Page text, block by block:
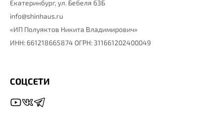
Екатеринбург, ул. Бебеля 63Б
info@shinhaus.ru
«ИП Полуяктов Никита Владимирович»
ИНН: 661218665874 ОГРН: 311661202400049
СОЦСЕТИ